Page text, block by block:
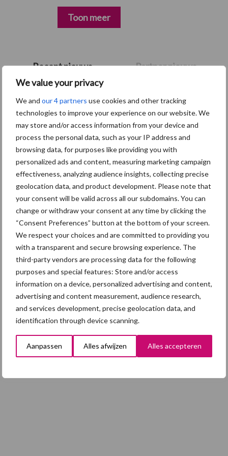
We value your privacy
We and our 4 partners use cookies and other tracking
technologies to improve your experience on our website. We
may store and/or access information from your device and
process the personal data, such as your IP address and
browsing data, for purposes like providing you with
personalized ads and content, measuring marketing campaign
effectiveness, analyzing audience insights, collecting precise
geolocation data, and product development. Please note that
your consent will be valid across all our subdomains. You can
change or withdraw your consent at any time by clicking the
“Consent Preferences” button at the bottom of your screen.
We respect your choices and are committed to providing you
with a transparent and secure browsing experience. The
third-party vendors are processing data for the following
purposes and special features: Store and/or access
information on a device, personalized advertising and content,
advertising and content measurement, audience research,
and services development, precise geolocation data, and
identification through device scanning.
Aanpassen Alles afwijzen Alles accepteren
Primaire
Sidebar
Recent nieuws Partner nieuws
7 aug
Hittestress: wat gebeurt er en hoe
kunnen we het voorkomen?
5 aug
“Vraag naar praktische
hygieneoplossingen is in Polen
groter dan ooit”
Eliminatieprotocol voor
Mycoplasma hyopneumoniae
AVP in Finland onderstreept dat
alertheid belangrijk is, zeker nu
Toon meer
Toon meer